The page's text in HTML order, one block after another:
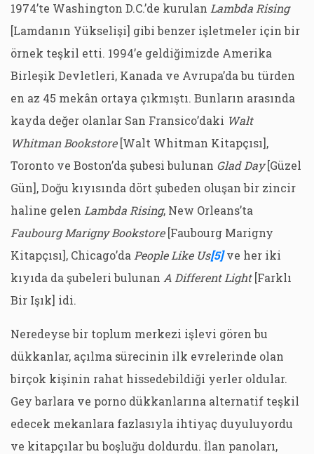
1974’te Washington D.C.’de kurulan Lambda Rising
[Lamdanın Yükselişi] gibi benzer işletmeler için bir
örnek teşkil etti. 1994’e geldiğimizde Amerika
Birleşik Devletleri, Kanada ve Avrupa’da bu türden
en az 45 mekân ortaya çıkmıştı. Bunların arasında
kayda değer olanlar San Fransico’daki Walt
Whitman Bookstore[Walt Whitman Kitapçısı],
Toronto ve Boston’da şubesi bulunan Glad Day[Güzel
Gün], Doğu kıyısında dört şubeden oluşan bir zincir
haline gelen Lambda Rising, New Orleans’ta
Faubourg Marigny Bookstore[Faubourg Marigny
Kitapçısı], Chicago’da People Like Us[5] ve her iki
kıyıda da şubeleri bulunan A Different Light[Farklı
Bir Işık] idi.
Neredeyse bir toplum merkezi işlevi gören bu
dükkanlar, açılma sürecinin ilk evrelerinde olan
birçok kişinin rahat hissedebildiği yerler oldular.
Gey barlara ve porno dükkanlarına alternatif teşkil
edecek mekanlara fazlasıyla ihtiyaç duyuluyordu
ve kitapçılar bu boşluğu doldurdu. İlan panoları,